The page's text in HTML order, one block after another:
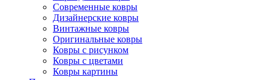
Современные ковры
Дизайнерские ковры
Винтажные ковры
Оригинальные ковры
Ковры с рисунком
Ковры с цветами
Ковры картины